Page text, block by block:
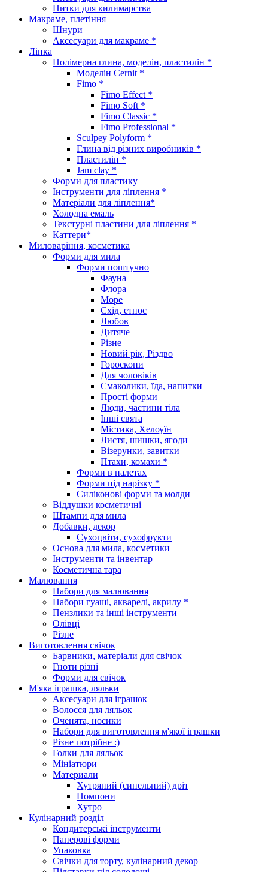
Нитки для килимарства
Макраме, плетіння
Шнури
Аксесуари для макраме *
Ліпка
Полімерна глина, моделін, пластилін *
Моделін Cernit *
Fimo *
Fimo Effect *
Fimo Soft *
Fimo Classic *
Fimo Professional *
Sculpey Polyform *
Глина від різних виробників *
Пластилін *
Jam clay *
Форми для пластику
Інструменти для ліплення *
Матеріали для ліплення*
Холодна емаль
Текстурні пластини для ліплення *
Каттери*
Миловаріння, косметика
Форми для мила
Форми поштучно
Фауна
Флора
Море
Схід, етнос
Любов
Дитяче
Різне
Новий рік, Різдво
Гороскопи
Для чоловіків
Смаколики, їда, напитки
Прості форми
Люди, частини тіла
Інші свята
Містика, Хелоуїн
Листя, шишки, ягоди
Візерунки, завитки
Птахи, комахи *
Форми в палетах
Форми під нарізку *
Силіконові форми та молди
Віддушки косметичні
Штампи для мила
Добавки, декор
Сухоцвіти, сухофрукти
Основа для мила, косметики
Інструменти та інвентар
Косметична тара
Малювання
Набори для малювання
Набори гуаші, акварелі, акрилу *
Пензлики та інші інструменти
Олівці
Різне
Виготовлення свічок
Барвники, матеріали для свічок
Гноти різні
Форми для свічок
М'яка іграшка, ляльки
Аксесуари для іграшок
Волосся для ляльок
Оченята, носики
Набори для виготовлення м'якої іграшки
Різне потрібне :)
Голки для ляльок
Мініатюри
Материали
Хутряний (синельний) дріт
Помпони
Хутро
Кулінарний розділ
Кондитерські інструменти
Паперові форми
Упаковка
Свічки для торту, кулінарний декор